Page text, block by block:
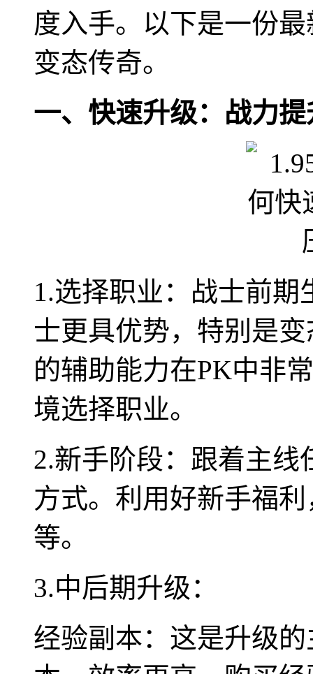
度入手。以下是一份
变态传奇。
一、快速升级：战力
1.选择职业：战士前
士更具优势，特别是
的辅助能力在PK中非
境选择职业。
2.新手阶段：跟着主
方式。利用好新手福
等。
3.中后期升级：
经验副本：这是升级